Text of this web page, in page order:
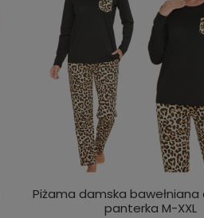
Piżama damska bawełniana
panterka M-XXL